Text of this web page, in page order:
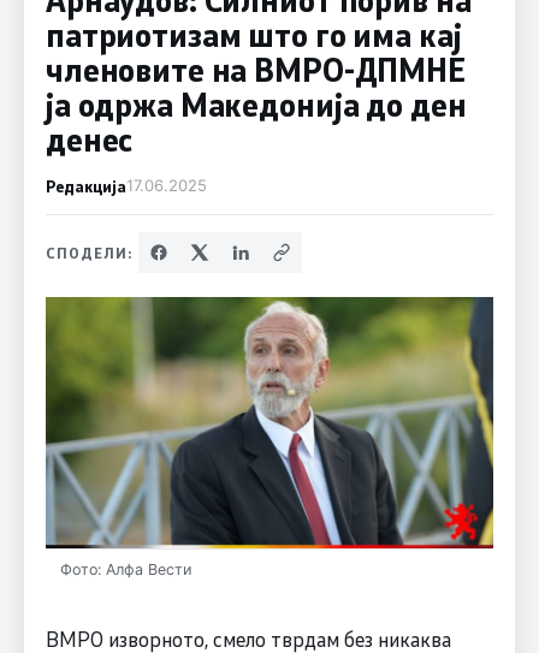
патриотизам што го има кај
членовите на ВМРО-ДПМНЕ
ја одржа Македонија до ден
денес
Редакција17.06.2025
СПОДЕЛИ:
Фото: Алфа Вести
ВМРО изворното, смело тврдам без никаква